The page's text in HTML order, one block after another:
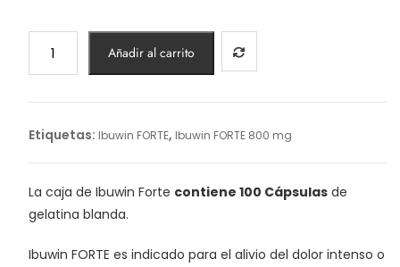
FORTE
Añadir al carrito
Etiquetas: Ibuwin FORTE, Ibuwin FORTE 800 mg
La caja de Ibuwin Forte contiene 100 Cápsulasde
gelatina blanda.
Ibuwin FORTE es indicado para el alivio del dolor intenso o